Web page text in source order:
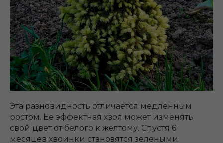
Эта разновидность отличается медленным
ростом. Ее эффектная хвоя может изменять
свой цвет от белого к желтому. Спустя 6
месяцев хвоинки становятся зелеными.